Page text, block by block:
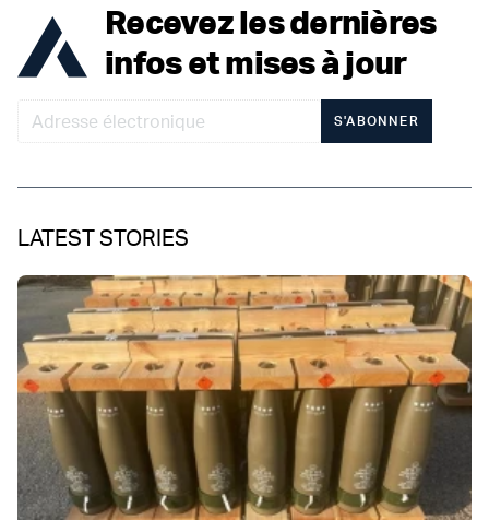
Recevez les dernières
infos et mises à jour
S'ABONNER
LATEST STORIES